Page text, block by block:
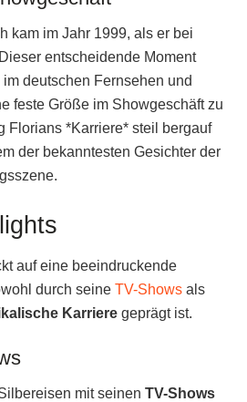
kam im Jahr 1999, als er bei
entscheidende Moment
deutschen Fernsehen und
feste Größe im Showgeschäft zu
Florians *Karriere* steil bergauf
der bekanntesten Gesichter der
auf eine beeindruckende
durch seine TV-Shows als
Karriere geprägt ist.
mit seinen TV-Shows